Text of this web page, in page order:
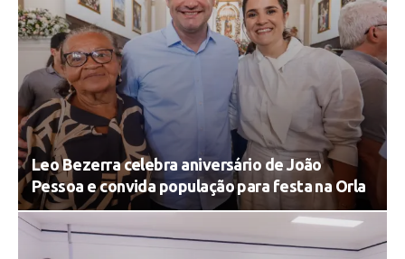
Leo Bezerra celebra aniversário de João
Pessoa e convida população para festa na Orla